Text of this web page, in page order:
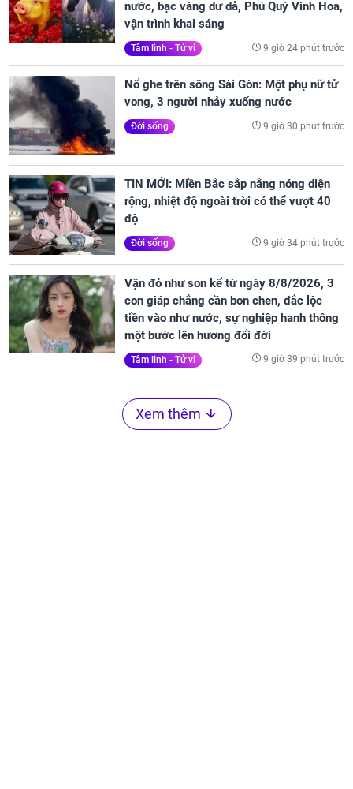
nước, bạc vàng dư dả, Phú Quý Vinh Hoa,
vận trình khai sáng
Tâm linh - Tử vi 9 giờ 24 phút trước
Nổ ghe trên sông Sài Gòn: Một phụ nữ tử
vong, 3 người nhảy xuống nước
Đời sống 9 giờ 30 phút trước
TIN MỚI: Miền Bắc sắp nắng nóng diện
rộng, nhiệt độ ngoài trời có thể vượt 40
độ
Đời sống 9 giờ 34 phút trước
Vận đỏ như son kể từ ngày 8/8/2026, 3
con giáp chẳng cần bon chen, đắc lộc
tiền vào như nước, sự nghiệp hanh thông
một bước lên hương đổi đời
Tâm linh - Tử vi 9 giờ 39 phút trước
Xem thêm